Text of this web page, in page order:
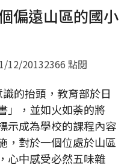
偏遠山區的國小
12/20132366 點閱
的抬頭，教育部於日
」，並如火如荼的將
示成為學校的課程內容
，對於一個位處於山區
心中感受必然五味雜